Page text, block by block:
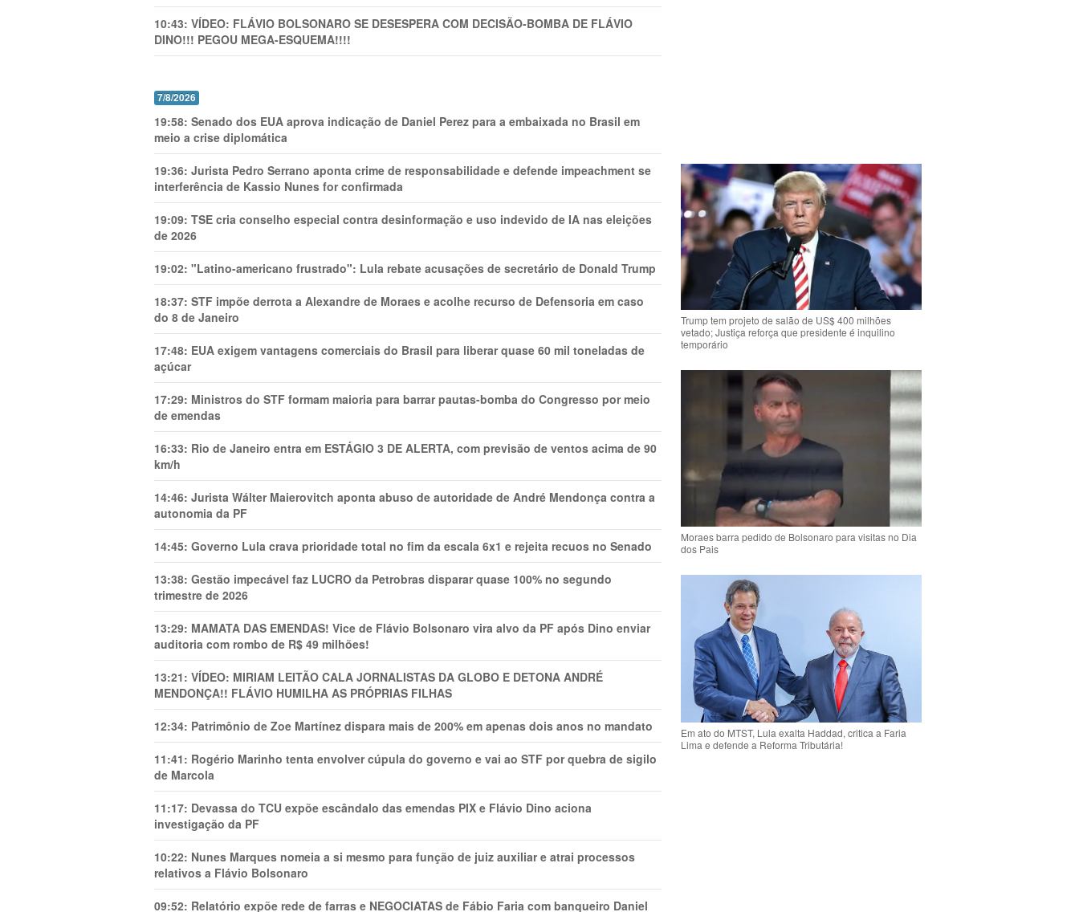
10:43: VÍDEO: FLÁVIO BOLSONARO SE DESESPERA COM DECISÃO-BOMBA DE FLÁVIO
DINO!!! PEGOU MEGA-ESQUEMA!!!!
7/8/2026
19:58: Senado dos EUA aprova indicação de Daniel Perez para a embaixada no Brasil em
meio a crise diplomática
19:36: Jurista Pedro Serrano aponta crime de responsabilidade e defende impeachment se
interferência de Kassio Nunes for confirmada
19:09: TSE cria conselho especial contra desinformação e uso indevido de IA nas eleições
de 2026
19:02: "Latino-americano frustrado": Lula rebate acusações de secretário de Donald Trump
18:37: STF impõe derrota a Alexandre de Moraes e acolhe recurso de Defensoria em caso
do 8 de Janeiro
17:48: EUA exigem vantagens comerciais do Brasil para liberar quase 60 mil toneladas de
açúcar
17:29: Ministros do STF formam maioria para barrar pautas-bomba do Congresso por meio
de emendas
16:33: Rio de Janeiro entra em ESTÁGIO 3 DE ALERTA, com previsão de ventos acima de 90
km/h
14:46: Jurista Wálter Maierovitch aponta abuso de autoridade de André Mendonça contra a
autonomia da PF
14:45: Governo Lula crava prioridade total no fim da escala 6x1 e rejeita recuos no Senado
13:38: Gestão impecável faz LUCRO da Petrobras disparar quase 100% no segundo
trimestre de 2026
13:29: MAMATA DAS EMENDAS! Vice de Flávio Bolsonaro vira alvo da PF após Dino enviar
auditoria com rombo de R$ 49 milhões!
13:21: VÍDEO: MIRIAM LEITÃO CALA JORNALISTAS DA GLOBO E DETONA ANDRÉ
MENDONÇA!! FLÁVIO HUMILHA AS PRÓPRIAS FILHAS
12:34: Patrimônio de Zoe Martínez dispara mais de 200% em apenas dois anos no mandato
11:41: Rogério Marinho tenta envolver cúpula do governo e vai ao STF por quebra de sigilo
de Marcola
11:17: Devassa do TCU expõe escândalo das emendas PIX e Flávio Dino aciona
investigação da PF
10:22: Nunes Marques nomeia a si mesmo para função de juiz auxiliar e atrai processos
relativos a Flávio Bolsonaro
09:52: Relatório expõe rede de farras e NEGOCIATAS de Fábio Faria com banqueiro Daniel
Trump tem projeto de salão de US$ 400 milhões
vetado; Justiça reforça que presidente é inquilino
temporário
Moraes barra pedido de Bolsonaro para visitas no Dia
dos Pais
Em ato do MTST, Lula exalta Haddad, critica a Faria
Lima e defende a Reforma Tributária!